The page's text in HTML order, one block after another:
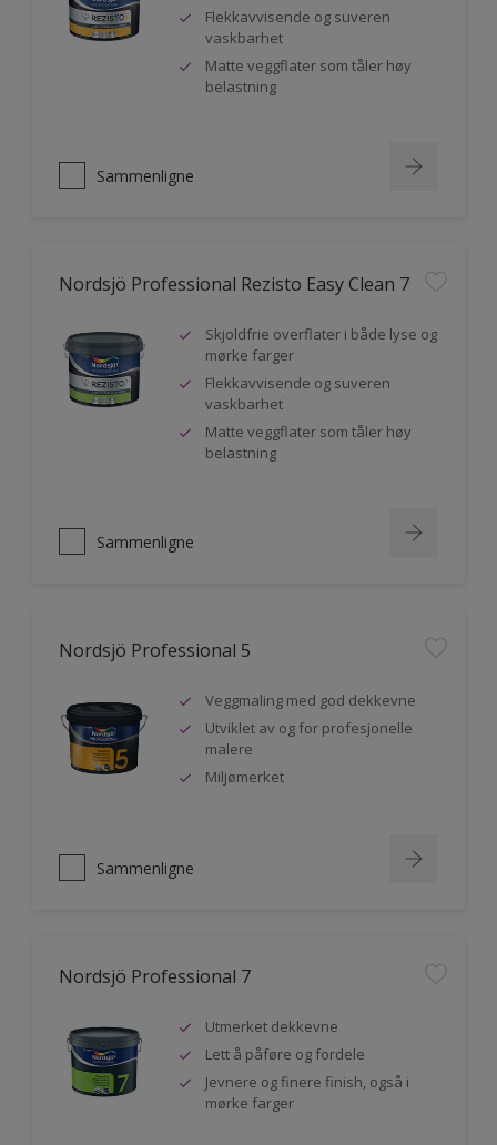
Flekkavvisende og suveren
vaskbarhet
Matte veggflater som tåler høy
belastning
Sammenligne
Nordsjö Professional Rezisto Easy Clean 7
Skjoldfrie overflater i både lyse og
mørke farger
Flekkavvisende og suveren
vaskbarhet
Matte veggflater som tåler høy
belastning
Sammenligne
Nordsjö Professional 5
Veggmaling med god dekkevne
Utviklet av og for profesjonelle
malere
Miljømerket
Sammenligne
Nordsjö Professional 7
Utmerket dekkevne
Lett å påføre og fordele
Jevnere og finere finish, også i
mørke farger